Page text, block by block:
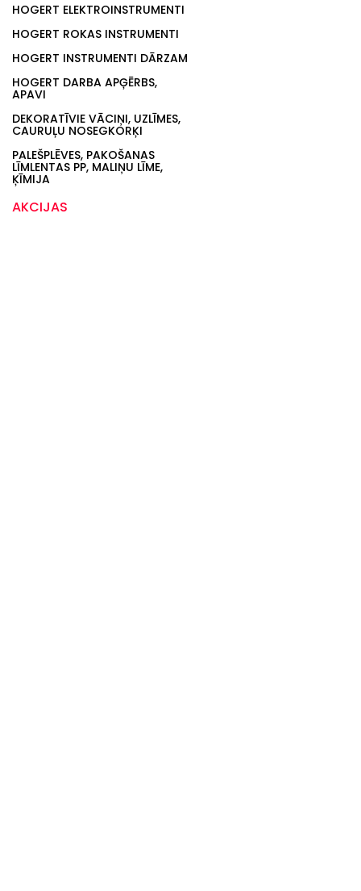
HOGERT ELEKTROINSTRUMENTI
HOGERT ROKAS INSTRUMENTI
HOGERT INSTRUMENTI DĀRZAM
HOGERT DARBA APĢĒRBS,
APAVI
DEKORATĪVIE VĀCIŅI, UZLĪMES,
CAURUĻU NOSEGKORĶI
PALEŠPLĒVES, PAKOŠANAS
LĪMLENTAS PP, MALIŅU LĪME,
ĶĪMIJA
AKCIJAS